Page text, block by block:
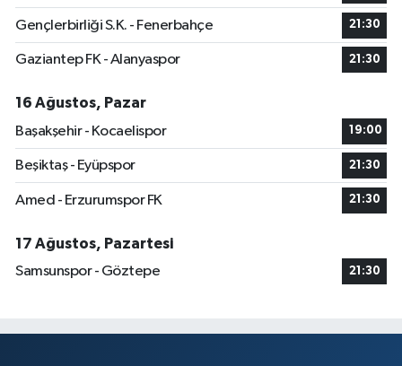
Gençlerbirliği S.K. - Fenerbahçe 21:30
Gaziantep FK - Alanyaspor 21:30
16 Ağustos, Pazar
Başakşehir - Kocaelispor
19:00
Beşiktaş - Eyüpspor 21:30
Amed - Erzurumspor FK 21:30
17 Ağustos, Pazartesi
Samsunspor - Göztepe
21:30